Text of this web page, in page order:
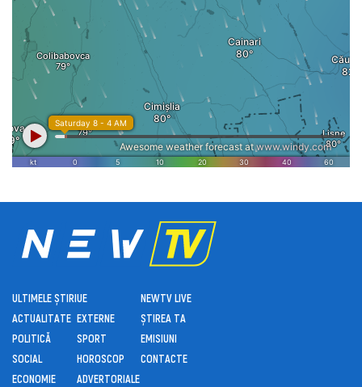
ULTIMELE ȘTIRI
ACTUALITATE
POLITICĂ
SOCIAL
ECONOMIE
UE
EXTERNE
SPORT
HOROSCOP
ADVERTORIALE
NEWTV LIVE
ȘTIREA TA
EMISIUNI
CONTACTE